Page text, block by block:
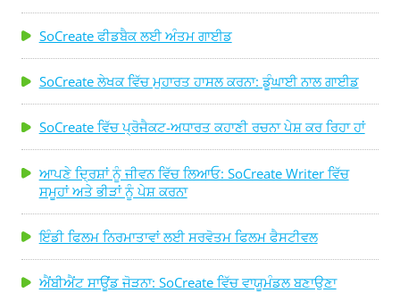
SoCreate ਫੀਡਬੈਕ ਲਈ ਅੰਤਮ ਗਾਈਡ
SoCreate ਲੇਖਕ ਵਿੱਚ ਮੁਹਾਰਤ ਹਾਸਲ ਕਰਨਾ: ਡੂੰਘਾਈ ਨਾਲ ਗਾਈਡ
SoCreate ਵਿੱਚ ਪ੍ਰੋਜੈਕਟ-ਅਧਾਰਤ ਕਹਾਣੀ ਰਚਨਾ ਪੇਸ਼ ਕਰ ਰਿਹਾ ਹਾਂ
ਆਪਣੇ ਦ੍ਰਿਸ਼ਾਂ ਨੂੰ ਜੀਵਨ ਵਿੱਚ ਲਿਆਓ: SoCreate Writer ਵਿੱਚ
ਸਮੂਹਾਂ ਅਤੇ ਭੀੜਾਂ ਨੂੰ ਪੇਸ਼ ਕਰਨਾ
ਇੰਡੀ ਫਿਲਮ ਨਿਰਮਾਤਾਵਾਂ ਲਈ ਸਰਵੋਤਮ ਫਿਲਮ ਫੈਸਟੀਵਲ
ਐਂਬੀਐਂਟ ਸਾਊਂਡ ਜੋੜਨਾ: SoCreate ਵਿੱਚ ਵਾਯੂਮੰਡਲ ਬਣਾਉਣਾ